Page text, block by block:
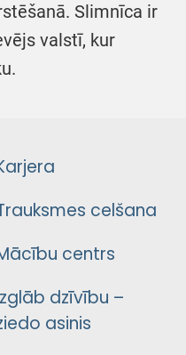
Slimnīca ir
valstī, kur
celšana
centrs
dzīvību –
asinis